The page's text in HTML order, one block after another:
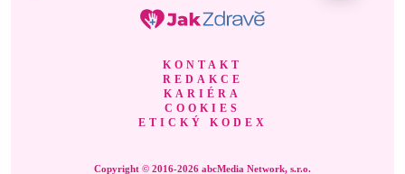
KONTAKT
REDAKCE
KARIÉRA
COOKIES
ETICKÝ KODEX
Copyright © 2016-2026 abcMedia Network, s.r.o.